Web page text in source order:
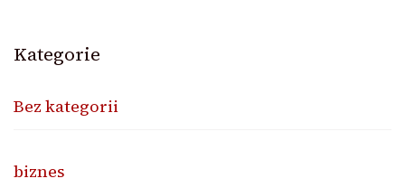
Kategorie
Bez kategorii
biznes